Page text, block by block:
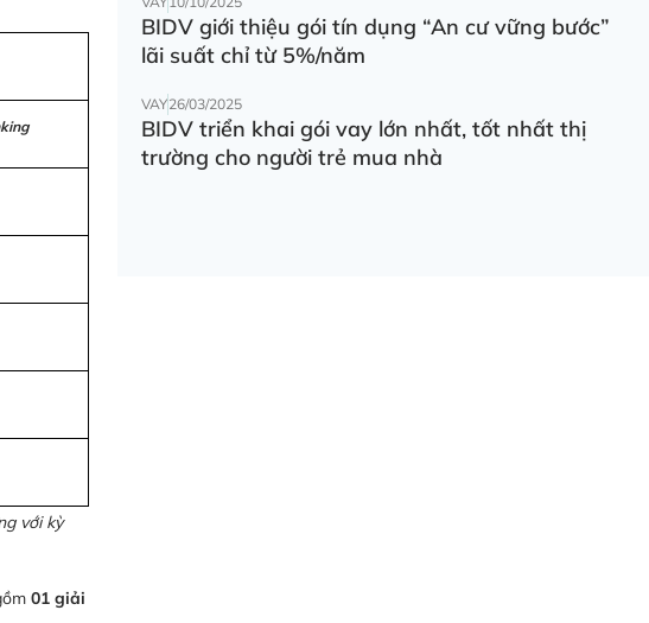
với kỳ
01 giải
BIDV giới thiệu gói tín dụng “An cư vững bước”
lãi suất chỉ từ 5%/năm
VAY26/03/2025
BIDV triển khai gói vay lớn nhất, tốt nhất thị
trường cho người trẻ mua nhà